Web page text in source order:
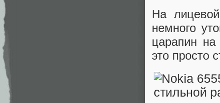
На
немного
царапин на
это просто